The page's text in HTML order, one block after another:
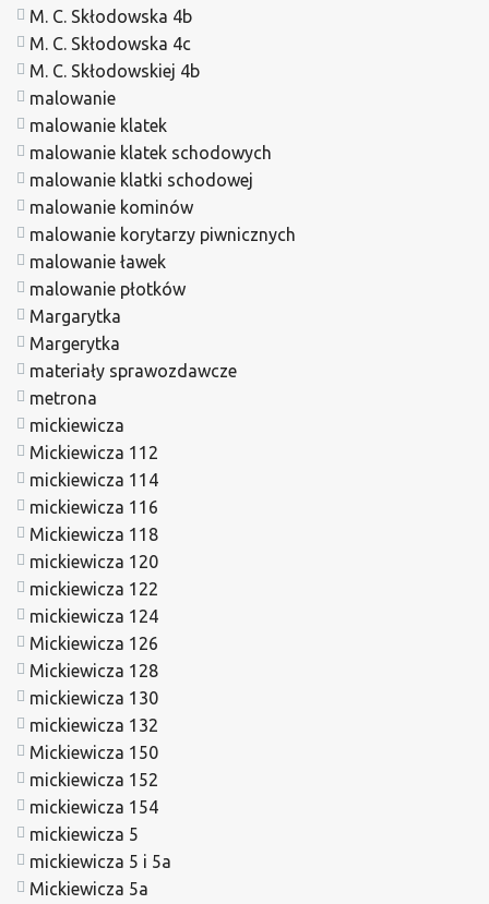
M. C. Skłodowska 4b
M. C. Skłodowska 4c
M. C. Skłodowskiej 4b
malowanie
malowanie klatek
malowanie klatek schodowych
malowanie klatki schodowej
malowanie kominów
malowanie korytarzy piwnicznych
malowanie ławek
malowanie płotków
Margarytka
Margerytka
materiały sprawozdawcze
metrona
mickiewicza
Mickiewicza 112
mickiewicza 114
mickiewicza 116
Mickiewicza 118
mickiewicza 120
mickiewicza 122
mickiewicza 124
Mickiewicza 126
Mickiewicza 128
mickiewicza 130
mickiewicza 132
Mickiewicza 150
mickiewicza 152
mickiewicza 154
mickiewicza 5
mickiewicza 5 i 5a
Mickiewicza 5a